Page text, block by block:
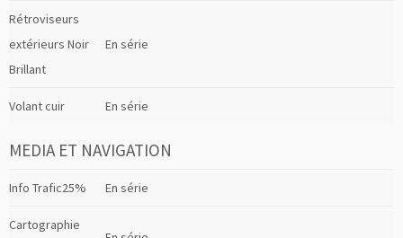
Rétroviseurs
extérieurs Noir
Brillant
En série
Volant cuir En série
MEDIA ET NAVIGATION
Info Trafic25% En série
Cartographie